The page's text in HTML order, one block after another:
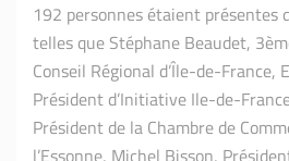
192 personnes étaient présentes
telles que Stéphane Beaudet,
Conseil Régional d’Île-de-France,
Président d’Initiative Ile-de-
Président de la Chambre de
l’Essonne, Michel Bisson,